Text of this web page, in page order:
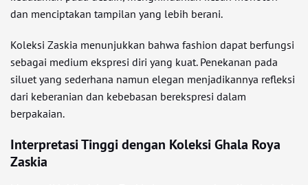
dan menciptakan tampilan yang lebih berani.
Koleksi Zaskia menunjukkan bahwa fashion dapat berfungsi
sebagai medium ekspresi diri yang kuat. Penekanan pada
siluet yang sederhana namun elegan menjadikannya refleksi
dari keberanian dan kebebasan berekspresi dalam
berpakaian.
Interpretasi Tinggi dengan Koleksi Ghala Roya
Zaskia